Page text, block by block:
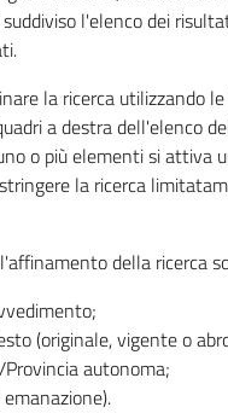
l'elenco dei
la ricerca utilizzando
a destra dell'elenco
o più elementi si attiva
la ricerca
della ricerca
(originale, vigente o
autonoma;